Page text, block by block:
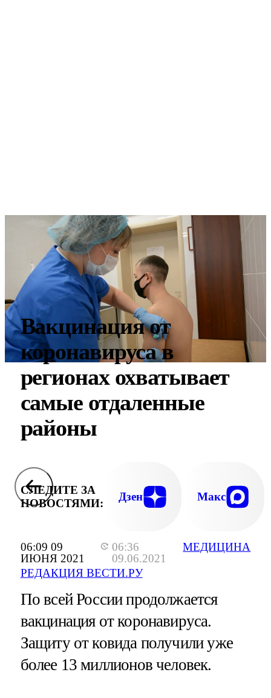
06:09 09
ИЮНЯ 2021
06:36
09.06.2021
РЕДАКЦИЯ ВЕСТИ.РУ
МЕДИЦИНА
Вакцинация от
коронавируса в
регионах охватывает
самые отдаленные
районы
СЛЕДИТЕ ЗА
НОВОСТЯМИ:
Дзен Макс
По всей России продолжается
вакцинация от коронавируса.
Защиту от ковида получили уже
более 13 миллионов человек.